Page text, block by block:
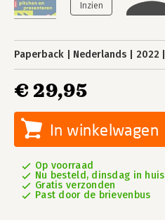
Paperback Nederlands 2022
€ 29,95
In winkelwagen
Op voorraad
Nu besteld, dinsdag in huis
Gratis verzonden
Past door de brievenbus